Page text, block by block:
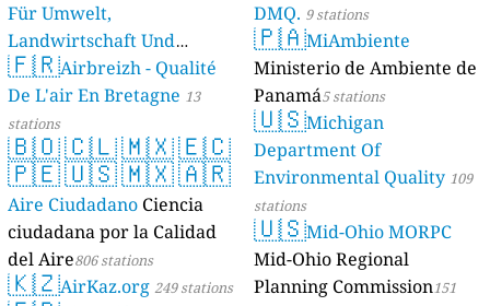
Für Umwelt,
Landwirtschaft Und
Geologie) 50 stations
🇫🇷Airbreizh - Qualité
De L'air En Bretagne 13
stations
🇧🇴🇨🇱🇲🇽🇪🇨
🇵🇪🇺🇸🇲🇽🇦🇷
Aire Ciudadano Ciencia
ciudadana por la Calidad
del Aire806 stations
🇰🇿AirKaz.org 249 stations
DMQ. 9 stations
🇵🇦MiAmbiente
Ministerio de Ambiente de
Panamá5 stations
🇺🇸Michigan
Department Of
Environmental Quality 109
stations
🇺🇸Mid-Ohio MORPC
Mid-Ohio Regional
Planning Commission151